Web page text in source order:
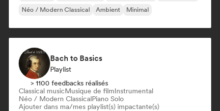
Néo / Modern Classical
Ambient Minimal
Bach to Basics
Playlist
> 1100 feedbacks réalisés
Classical musicMusique de filmInstrumental
Néo / Modern ClassicalPiano Solo
Ajouter dans ma/mes playlist(s) impactante(s)